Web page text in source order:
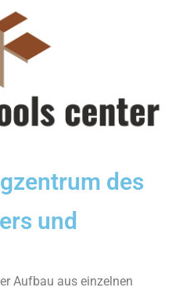
des
und
Aufbau aus einzelnen